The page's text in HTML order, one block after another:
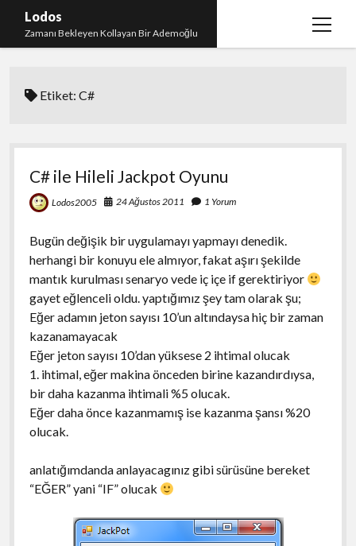
Lodos
Zamanı Bekleyen Kollayan Bir Ademoğlu
menüyü
test
Etiket:C#
C# ile Hileli Jackpot Oyunu
Lodos2005 24 Ağustos 2011 1 Yorum
Bugün değişik bir uygulamayı yapmayı denedik.
herhangi bir konuyu ele almıyor, fakat aşırı şekilde
mantık kurulması senaryo vede iç içe if gerektiriyor
gayet eğlenceli oldu. yaptığımız şey tam olarak şu;
Eğer adamın jeton sayısı 10’un altındaysa hiç bir zaman
kazanamayacak
Eğer jeton sayısı 10’dan yüksese 2 ihtimal olucak
1. ihtimal, eğer makina önceden birine kazandırdıysa,
bir daha kazanma ihtimali %5 olucak.
Eğer daha önce kazanmamış ise kazanma şansı %20
olucak.
anlatığımdanda anlayacagınız gibi sürüsüne bereket
“EĞER” yani “IF” olucak